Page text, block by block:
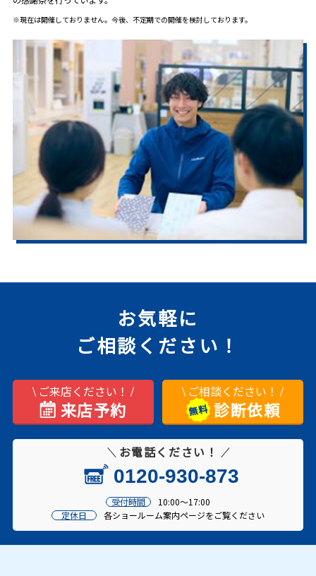
※現在は開催しておりません。今後、不定期での開催を検討しております。
お気軽に
ご相談ください！
ご来店ください！
来店予約
ご相談ください！
診断依頼
お電話ください！
0120-930-873
受付時間
10:00～17:00
定休日
各ショールーム案内ページをご覧ください